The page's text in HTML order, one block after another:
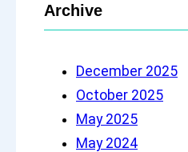
r
c
Archive
December 2025
October 2025
May 2025
May 2024